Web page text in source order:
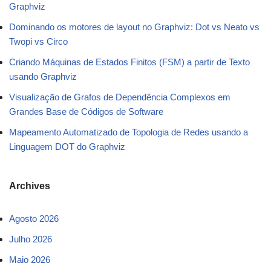
Graphviz
Dominando os motores de layout no Graphviz: Dot vs Neato vs
Twopi vs Circo
Criando Máquinas de Estados Finitos (FSM) a partir de Texto
usando Graphviz
Visualização de Grafos de Dependência Complexos em
Grandes Base de Códigos de Software
Mapeamento Automatizado de Topologia de Redes usando a
Linguagem DOT do Graphviz
Archives
Agosto 2026
Julho 2026
Maio 2026